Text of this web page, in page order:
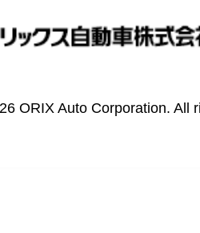
ORIX Auto Corporation. All